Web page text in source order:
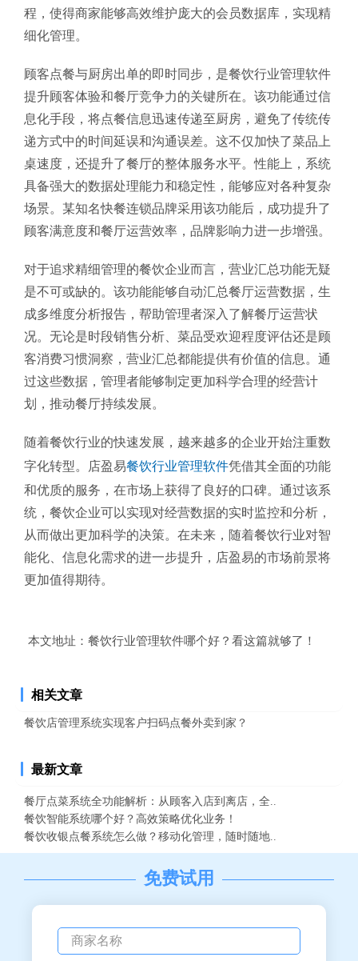
程，使得商家能够高效维护庞大的会员数据库，实现精
细化管理。
顾客点餐与厨房出单的即时同步，是餐饮行业管理软件
提升顾客体验和餐厅竞争力的关键所在。该功能通过信
息化手段，将点餐信息迅速传递至厨房，避免了传统传
递方式中的时间延误和沟通误差。这不仅加快了菜品上
桌速度，还提升了餐厅的整体服务水平。性能上，系统
具备强大的数据处理能力和稳定性，能够应对各种复杂
场景。某知名快餐连锁品牌采用该功能后，成功提升了
顾客满意度和餐厅运营效率，品牌影响力进一步增强。
对于追求精细管理的餐饮企业而言，营业汇总功能无疑
是不可或缺的。该功能能够自动汇总餐厅运营数据，生
成多维度分析报告，帮助管理者深入了解餐厅运营状
况。无论是时段销售分析、菜品受欢迎程度评估还是顾
客消费习惯洞察，营业汇总都能提供有价值的信息。通
过这些数据，管理者能够制定更加科学合理的经营计
划，推动餐厅持续发展。
随着餐饮行业的快速发展，越来越多的企业开始注重数
字化转型。店盈易餐饮行业管理软件凭借其全面的功能
和优质的服务，在市场上获得了良好的口碑。通过该系
统，餐饮企业可以实现对经营数据的实时监控和分析，
从而做出更加科学的决策。在未来，随着餐饮行业对智
能化、信息化需求的进一步提升，店盈易的市场前景将
更加值得期待。
本文地址： 餐饮行业管理软件哪个好？看这篇就够了！
相关文章
餐饮店管理系统实现客户扫码点餐外卖到家？
最新文章
餐厅点菜系统全功能解析：从顾客入店到离店，全..
餐饮智能系统哪个好？高效策略优化业务！
餐饮收银点餐系统怎么做？移动化管理，随时随地..
免费试用